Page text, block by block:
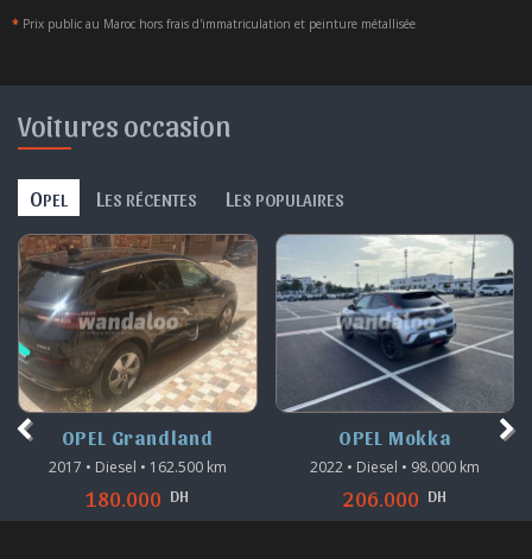
* Prix public au Maroc hors frais d'immatriculation et peinture métallisée
Voitures occasion
OPEL L ES RÉCENTES L ES POPULAIRES
OPEL Grandland
2017 • Diesel • 162.500 km
180.000 DH
OPEL Mokka
2022 • Diesel • 98.000 km
206.000 DH